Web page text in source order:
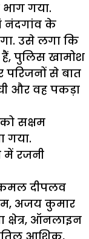
गया.
नंदगांव के
उसे लगा कि
पुलिस खामोश
से बात
और वह पकड़ा
सक्षम
गया.
में रजनी
दीपलव
, अजय कुमार
, ऑनलाइन